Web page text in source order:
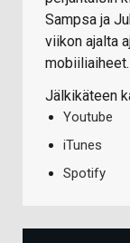
Sampsa ja
viikon ajalta
mobiiliaiheet.
Jälkikäteen
Youtube
iTunes
Spotify